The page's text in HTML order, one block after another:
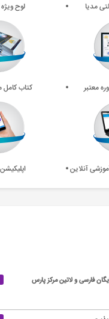
مدیا لوح
معتبر کتاب کامل
آنلاین
فارسی و لاتین مرکز پارس